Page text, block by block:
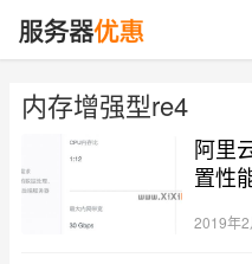
内存增强型re4
阿里
置性
2019年2